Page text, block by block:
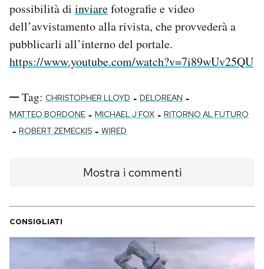
possibilità di inviarefotografie e video
dell’avvistamento alla rivista, che provvederà a
pubblicarli all’interno del portale.
https://www.youtube.com/watch?v=7i89wUv25QU
Tag: CHRISTOPHER LLOYD - DELOREAN -
MATTEO BORDONE - MICHAEL J FOX - RITORNO AL FUTURO
- ROBERT ZEMECKIS - WIRED
Mostra i commenti
CONSIGLIATI